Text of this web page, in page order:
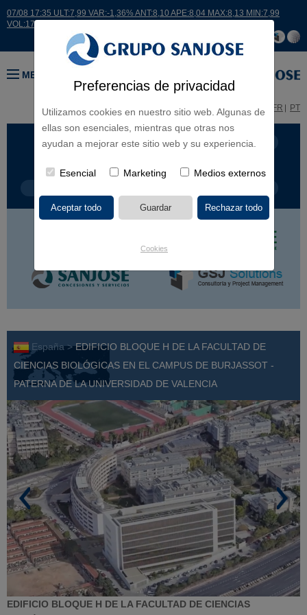
Preferencias de privacidad
Utilizamos cookies en nuestro sitio web. Algunas de
ellas son esenciales, mientras que otras nos
ayudan a mejorar este sitio web y su experiencia.
Esencial Marketing Medios externos
Cookies
07/08 17:35 ULT:7,99 VAR:-1,36% ANT:8,10 APE:8,04 MAX:8,13 MIN:7,99
VOL:17664
MENÚ
EN FR PT
LÍNEA DE NEGOCIO CONTINENTES
España >EDIFICIO BLOQUE H DE LA FACULTAD DE
CIENCIAS BIOLÓGICAS EN EL CAMPUS DE BURJASSOT -
PATERNA DE LA UNIVERSIDAD DE VALENCIA
EDIFICIO BLOQUE H DE LA FACULTAD DE CIENCIAS